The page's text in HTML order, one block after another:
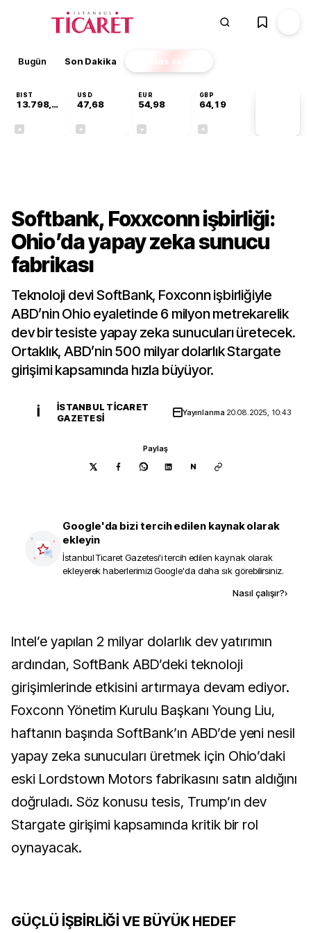
Bugün Son Dakika Finans EKSTRA
BIST
13.798,82
USD
47,68
EUR
54,98
GBP
64,19
Softbank, Foxxconn işbirliği:
Ohio’da yapay zeka sunucu
fabrikası
Teknoloji devi SoftBank, Foxconn işbirliğiyle
ABD’nin Ohio eyaletinde 6 milyon metrekarelik
dev bir tesiste yapay zeka sunucuları üretecek.
Ortaklık, ABD’nin 500 milyar dolarlık Stargate
girişimi kapsamında hızla büyüyor.
İ
İSTANBUL TICARET
GAZETESI
Yayınlanma 20.08.2025, 10:43
Paylaş
N
Google'da bizi tercih edilen kaynak olarak
ekleyin
İstanbul Ticaret Gazetesi'i tercih edilen kaynak olarak
ekleyerek haberlerimizi Google'da daha sık görebilirsiniz.
Nasıl çalışır?›
Intel’e yapılan 2 milyar dolarlık dev yatırımın
ardından, SoftBank ABD’deki teknoloji
girişimlerinde etkisini artırmaya devam ediyor.
Foxconn Yönetim Kurulu Başkanı Young Liu,
haftanın başında SoftBank’ın ABD’de yeni nesil
yapay zeka sunucuları üretmek için Ohio’daki
eski Lordstown Motors fabrikasını satın aldığını
doğruladı. Söz konusu tesis, Trump’ın dev
Stargate girişimi kapsamında kritik bir rol
oynayacak.
GÜÇLÜ İŞBİRLİĞİ VE BÜYÜK HEDEF